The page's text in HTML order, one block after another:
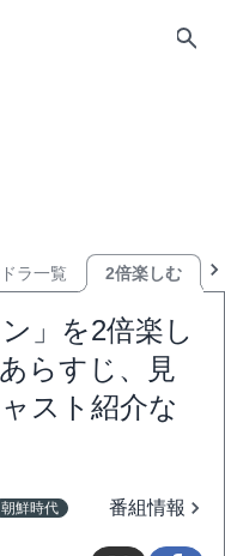
ラ一覧 2倍楽しむ
」を2倍楽し
らすじ、見
スト紹介な
朝鮮時代 番組情報